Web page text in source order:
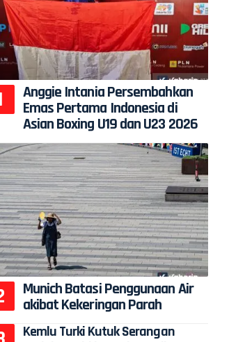
Anggie Intania Persembahkan
Emas Pertama Indonesia di
Asian Boxing U19 dan U23 2026
Munich Batasi Penggunaan Air
akibat Kekeringan Parah
Kemlu Turki Kutuk Serangan